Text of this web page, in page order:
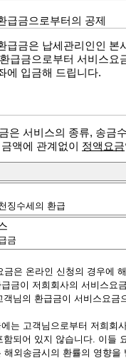
급금으로부터의 공제
급금은 납세관리인인 본
급금으로부터 서비스
에 입금해 드립니다.
은 서비스의 종류, 송금
액에 관계없이 정액요금
징수세의 환급
금
금은 온라인 신청의 경우에
금이 저희회사의 서비스요
님의 환급금이 서비스요
는 고객님으로부터 저희회
함되어 있지 않습니다. 이들
해외송금시의 환률의 영향